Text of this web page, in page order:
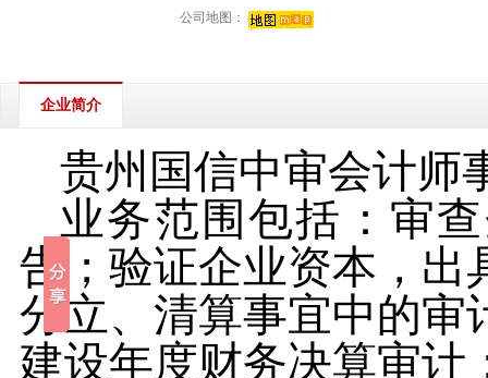
公司地图：
企业简介
贵州国信中审会计师
业务范围包括：审
告；验证企业资本，出
分立、清算事宜中的审
建设年度财务决算审计